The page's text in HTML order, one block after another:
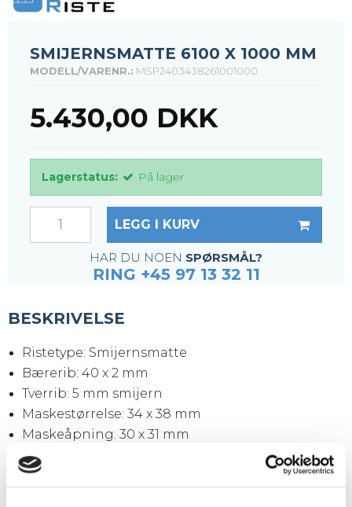
SMIJERNSMATTE 6100 X 1000 MM
MODELL/VARENR.: MSP2403438261001000
5.430,00 DKK
Lagerstatus: På lager
LEGG I KURV
HAR DU NOEN SPØRSMÅL?
RING +45 97 13 32 11
BESKRIVELSE
Ristetype: Smijernsmatte
Bærerib: 40 x 2 mm
Tverrib: 5 mm smijern
Maskestørrelse: 34 x 38 mm
Maskeåpning: 30 x 31 mm
Kantjern: 40 x 2 mm
Overflate: Svart (ubehandlet)